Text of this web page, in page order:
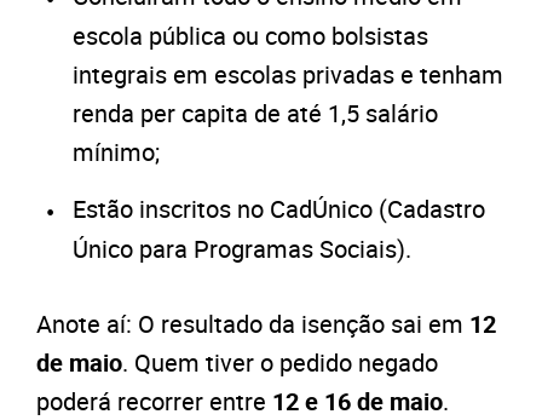
escola pública ou como bolsistas
integrais em escolas privadas e tenham
renda per capita de até 1,5 salário
mínimo;
Estão inscritos no CadÚnico (Cadastro
Único para Programas Sociais).
Anote aí: O resultado da isenção sai em 12
de maio. Quem tiver o pedido negado
poderá recorrer entre 12 e 16 de maio.